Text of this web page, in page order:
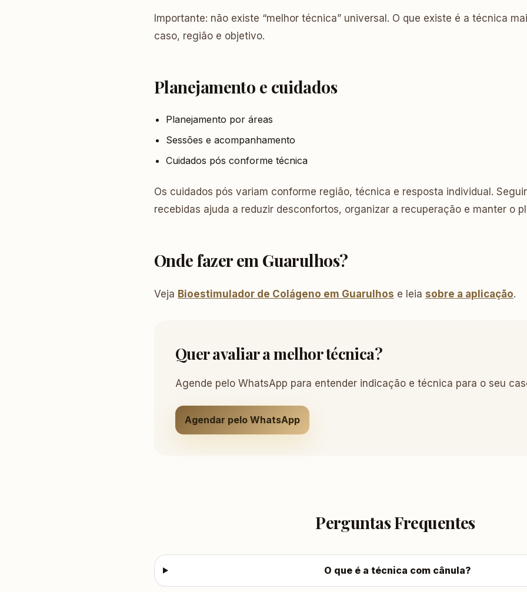
Importante: não existe “melhor técnica” universal. O que existe é a técnica
caso, região e objetivo.
Planejamento e cuidados
Planejamento por áreas
Sessões e acompanhamento
Cuidados pós conforme técnica
Os cuidados pós variam conforme região, técnica e resposta individual.
recebidas ajuda a reduzir desconfortos, organizar a recuperação e manter o
Onde fazer em Guarulhos?
Veja Bioestimulador de Colágeno em Guarulhos e leia sobre a aplicação.
Quer avaliar a melhor técnica?
Agende pelo WhatsApp para entender indicação e técnica para o seu
Agendar pelo WhatsApp
Perguntas Frequentes
O que é a técnica com cânula?